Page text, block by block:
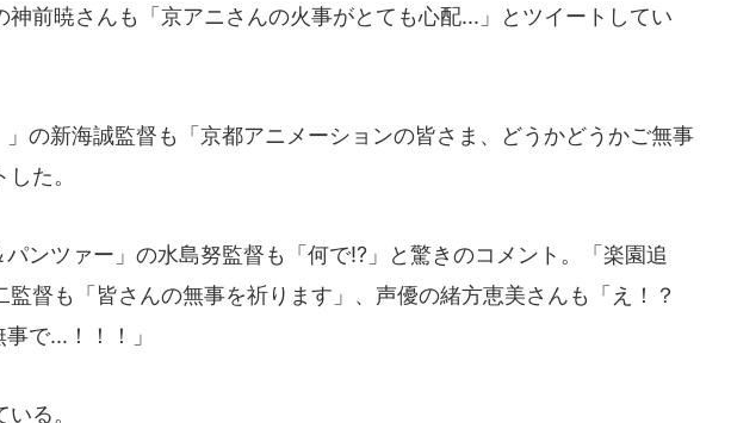
神前暁さんも「京アニさんの火事がとても心配...」とツイートしてい
の新海誠監督も「京都アニメーションの皆さま、どうかどうかご無事
た。
ンツァー」の水島努監督も「何で!?」と驚きのコメント。「楽園追
監督も「皆さんの無事を祈ります」、声優の緒方恵美さんも「え！？
で...！！！」
る。